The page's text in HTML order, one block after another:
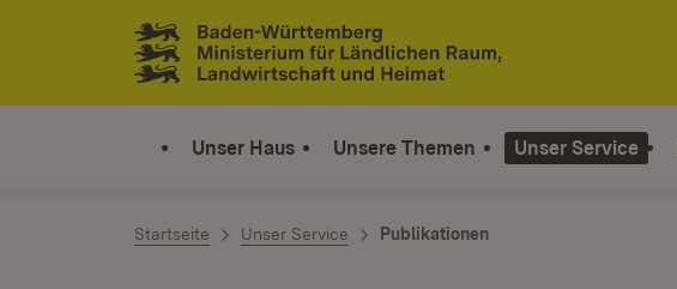
Zum Inhalt springen
Link zur Startseite
Unser Haus Unsere Themen Unser Service
Startseite Unser Service Publikationen